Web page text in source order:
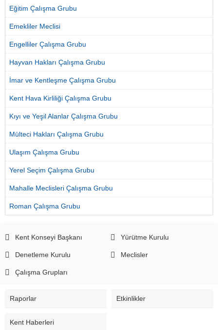
Eğitim Çalışma Grubu
Emekliler Meclisi
Engelliler Çalışma Grubu
Hayvan Hakları Çalışma Grubu
İmar ve Kentleşme Çalışma Grubu
Kent Hava Kirliliği Çalışma Grubu
Kıyı ve Yeşil Alanlar Çalışma Grubu
Mülteci Hakları Çalışma Grubu
Ulaşım Çalışma Grubu
Yerel Seçim Çalışma Grubu
Mahalle Meclisleri Çalışma Grubu
Roman Çalışma Grubu
Kent Konseyi Başkanı Yürütme Kurulu
Denetleme Kurulu Meclisler
Çalışma Grupları
Raporlar Etkinlikler
Kent Haberleri